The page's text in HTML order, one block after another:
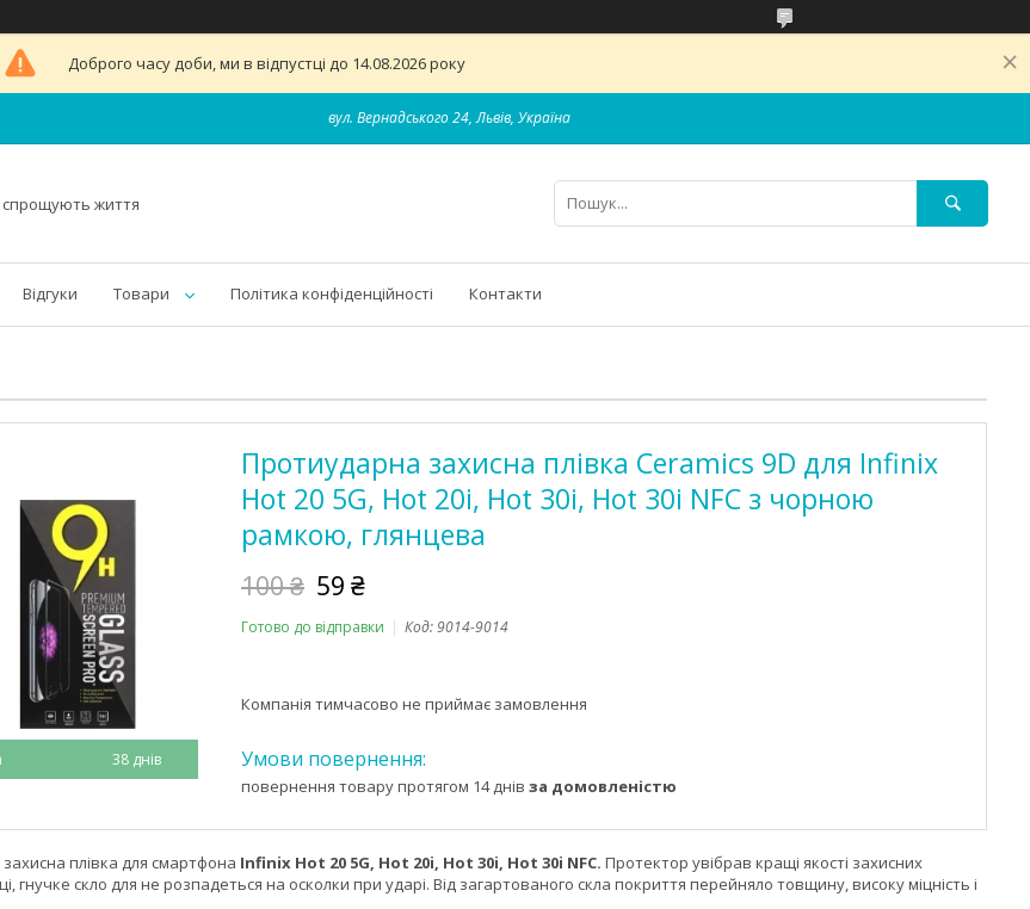
Доброго часу доби, ми в відпустці до 14.08.2026 року
вул. Вернадського 24, Львів, Україна
життя
Відгуки Товари Політика конфіденційності Контакти
38 днів
Протиударна захисна плівка Ceramics 9D для Infinix
Hot 20 5G, Hot 20i, Hot 30i, Hot 30i NFC з чорною
рамкою, глянцева
100 ₴ 59 ₴
Готово до відправки Код:9014-9014
Компанія тимчасово не приймає замовлення
повернення товару протягом 14 днів за домовленістю
плівка для смартфона Infinix Hot 20 5G, Hot 20i, Hot 30i, Hot 30i NFC. Протектор увібрав кращі якості захисних
гнучке скло для не розпадеться на осколки при ударі. Від загартованого скла покриття перейняло товщину, високу міцність і